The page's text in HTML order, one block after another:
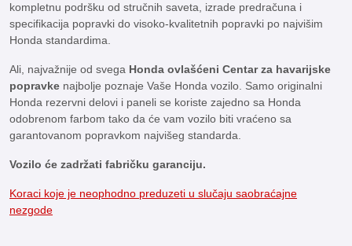
kompletnu podršku od stručnih saveta, izrade predračuna i
specifikacija popravki do visoko-kvalitetnih popravki po najvišim
Honda standardima.
Ali, najvažnije od svega Honda ovlašćeni Centar za havarijske
popravke najbolje poznaje Vaše Honda vozilo. Samo originalni
Honda rezervni delovi i paneli se koriste zajedno sa Honda
odobrenom farbom tako da će vam vozilo biti vraćeno sa
garantovanom popravkom najvišeg standarda.
Vozilo će zadržati fabričku garanciju.
Koraci koje je neophodno preduzeti u slučaju saobraćajne
nezgode